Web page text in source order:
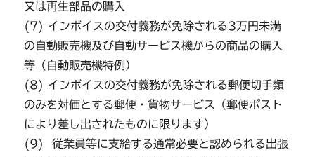
又は再生部品の購入
(7) インボイスの交付義務が免除される3万円未満
の自動販売機及び自動サービス機からの商品の購入
等（自動販売機特例）
(8) インボイスの交付義務が免除される郵便切手類
のみを対価とする郵便・貨物サービス（郵便ポスト
により差し出されたものに限ります）
(9) 従業員等に支給する通常必要と認められる出張